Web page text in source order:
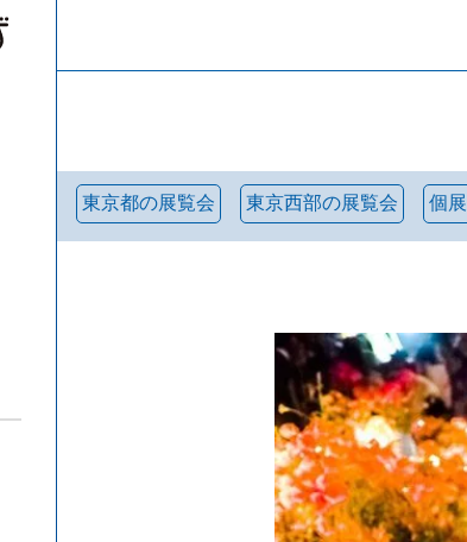
東京都の展覧会 東京西部の展覧会 個展